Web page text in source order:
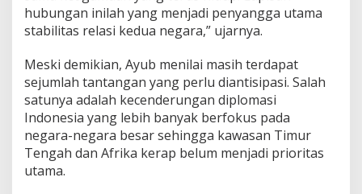
hubungan inilah yang menjadi penyangga utama
stabilitas relasi kedua negara,” ujarnya.
Meski demikian, Ayub menilai masih terdapat
sejumlah tantangan yang perlu diantisipasi. Salah
satunya adalah kecenderungan diplomasi
Indonesia yang lebih banyak berfokus pada
negara-negara besar sehingga kawasan Timur
Tengah dan Afrika kerap belum menjadi prioritas
utama.